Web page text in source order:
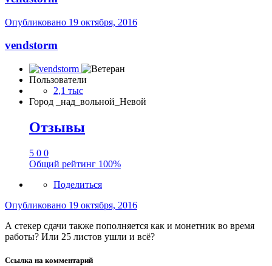
Опубликовано 19 октября, 2016
vendstorm
Пользователи
2,1 тыс
Город
_над_вольной_Невой
Отзывы
5 0 0
Общий рейтинг 100%
Поделиться
Опубликовано 19 октября, 2016
А стекер сдачи также пополняется как и монетник во время
работы? Или 25 листов ушли и всё?
Ссылка на комментарий